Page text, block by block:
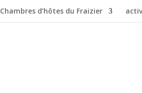
Chambres d’hôtes du Fraizier